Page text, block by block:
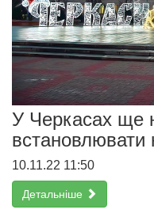
У Черкасах ще
встановлювати
10.11.22 11:50
Детальніше